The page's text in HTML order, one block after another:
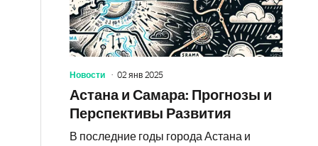
Новости 02 янв 2025
Астана и Самара: Прогнозы и
Перспективы Развития
В последние годы города Астана и